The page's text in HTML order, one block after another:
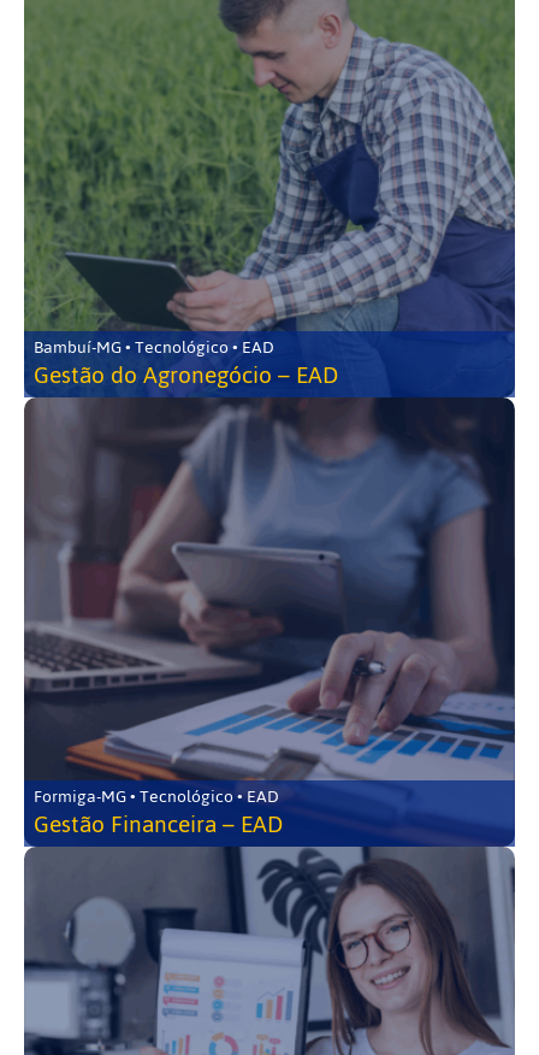
Bambuí-MG • Tecnológico • EAD
Gestão do Agronegócio – EAD
Formiga-MG • Tecnológico • EAD
Gestão Financeira – EAD